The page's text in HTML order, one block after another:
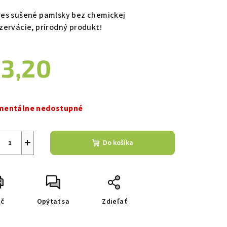
sušené pamlsky bez chemickej
prírodný produkt!
nedostupné
+ Do košíka
Opýtať sa Zdieľať